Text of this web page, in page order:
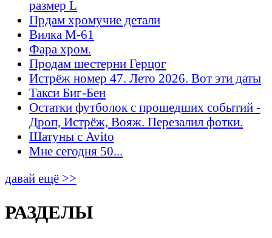
размер L
Прдам хромучие детали
Вилка М-61
Фара хром.
Продам шестерни Герцог
Истрёж номер 47. Лето 2026. Вот эти даты
Такси Биг-Бен
Остатки футболок с прошедших событий -
Дроп, Истрёж, Вояж. Перезалил фотки.
Шатуны с Avito
Мне сегодня 50...
давай ещё >>
РАЗДЕЛЫ